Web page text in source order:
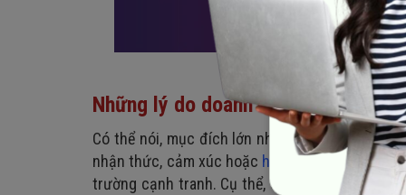
Những lý do doanh nghiệp nên xây
Có thể nói, mục đích lớn nhất của việc xây
nhận thức, cảm xúc hoặc hành vi khách hàng,
trường cạnh tranh. Cụ thể, có 4 lý do mà